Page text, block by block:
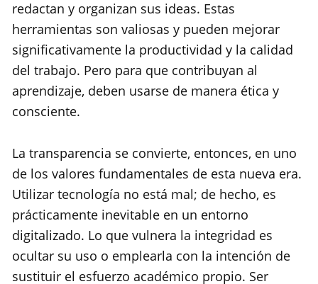
redactan y organizan sus ideas. Estas
herramientas son valiosas y pueden mejorar
significativamente la productividad y la calidad
del trabajo. Pero para que contribuyan al
aprendizaje, deben usarse de manera ética y
consciente.
La transparencia se convierte, entonces, en uno
de los valores fundamentales de esta nueva era.
Utilizar tecnología no está mal; de hecho, es
prácticamente inevitable en un entorno
digitalizado. Lo que vulnera la integridad es
ocultar su uso o emplearla con la intención de
sustituir el esfuerzo académico propio. Ser